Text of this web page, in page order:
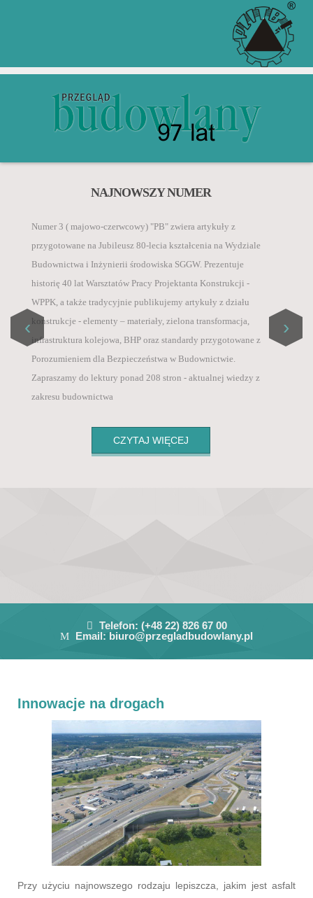
NAJNOWSZY NUMER
Numer 3 ( majowo-czerwcowy) "PB" zwiera artykuły z
przygotowane na Jubileusz 80-lecia kształcenia na Wydziale
Budownictwa i Inżynierii środowiska SGGW. Prezentuje
historię 40 lat Warsztatów Pracy Projektanta Konstrukcji -
WPPK, a także tradycyjnie publikujemy artykuły z działu
konstrukcje - elementy – materiały, zielona transformacja,
infrastruktura kolejowa, BHP oraz standardy przygotowane z
Porozumieniem dla Bezpieczeństwa w Budownictwie.
Zapraszamy do lektury ponad 208 stron - aktualnej wiedzy z
zakresu budownictwa
CZYTAJ WIĘCEJ
ZGŁOŚ ARTYKUŁ PRZEZ
Zgodnie z komunikatem Ministra Edukacji i Nauki z 5
naukowych i recenzowanych materiałów z konferencji
międzynarodowych, autorzy za publikację artykułu
naukowego w czasopiśmie Inżynieria i Budownictwo
otrzymują 40 pkt.
danych o zawartości polskich czasopism
technicznych:
• BazTech,
• Index Compernicus International ICI Journals
Master List / ICI World of Journals,
• PBN – Polska Bibliografia Naukowa (Polish
Scientific Biblioraphy),
• POL-Index – Polska Baza Cytowań (Polish
Citation Database),
ZACHĘCAMY DO KUPNA
PAPIEROWEJ I
ELEKTRONICZNEJ
CZYTAJ WIĘCEJ
›
‹
Telefon: (+48 22) 826 67 00
Email: biuro@przegladbudowlany.pl
Innowacje na drogach
Przy użyciu najnowszego rodzaju lepiszcza, jakim jest asfalt